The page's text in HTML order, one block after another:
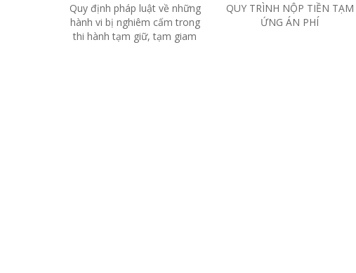
Quy định pháp luật về những
hành vi bị nghiêm cấm trong
thi hành tạm giữ, tạm giam
QUY TRÌNH NỘP TIỀN TẠM
ỨNG ÁN PHÍ